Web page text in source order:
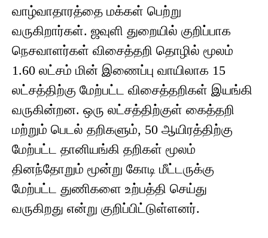
வாழ்வாதாரத்தை மக்கள் பெற்று
வருகிறார்கள். ஜவுளி துறையில் குறிப்பாக
நெசவாளர்கள் விசைத்தறி தொழில் மூலம்
1.60 லட்சம் மின் இணைப்பு வாயிலாக 15
லட்சத்திற்கு மேற்பட்ட விசைத்தறிகள் இயங்கி
வருகின்றன. ஒரு லட்சத்திற்குள் கைத்தறி
மற்றும் பெடல் தறிகளும், 50 ஆயிரத்திற்கு
மேற்பட்ட தானியங்கி தறிகள் மூலம்
தினந்தோறும் மூன்று கோடி மீட்டருக்கு
மேற்பட்ட துணிகளை உற்பத்தி செய்து
வருகிறது என்று குறிப்பிட்டுள்ளனர்.